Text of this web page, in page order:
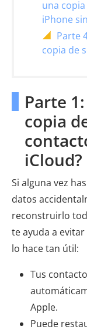
una
iPhone
Parte
copia de
Parte
copia
iCloud?
Si alguna vez
datos
reconstruirlo
te ayuda a
lo hace tan útil:
Tus
Apple.
Puede